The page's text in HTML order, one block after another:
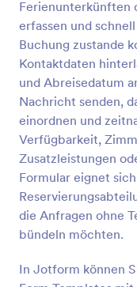
Ferienunterkünften
erfassen und
Buchung zustande
Kontaktdaten
und Abreisedatum
Nachricht senden,
einordnen und
Verfügbarkeit,
Zusatzleistungen
Formular eignet
die Anfragen ohne
bündeln möchten.
In Jotform können